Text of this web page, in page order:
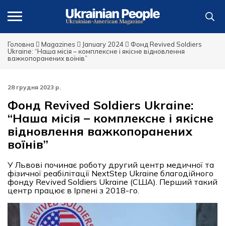
Головна Magazines January 2024
Фонд Revived Soldiers
Ukraine: “Наша місія – комплексне і якісне відновлення
важкопоранених воїнів”
28 грудня 2023 р.
Фонд Revived Soldiers Ukraine:
“Наша місія – комплексне і якісне
відновлення важкопоранених
воїнів”
У Львові починає роботу другий центр медичної та
фізичної реабілітації NextStep Ukraine благодійного
фонду Revived Soldiers Ukraine (США). Перший такий
центр працює в Ірпені з 2018-го.